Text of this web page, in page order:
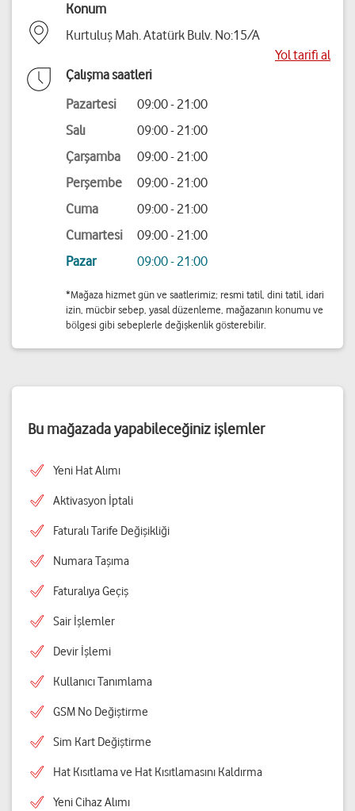
Konum
Kurtuluş Mah. Atatürk Bulv. No:15/A
Yol tarifi al
Çalışma saatleri
Pazartesi
09:00 - 21:00
Salı
09:00 - 21:00
Çarşamba
09:00 - 21:00
Perşembe
09:00 - 21:00
Cuma
09:00 - 21:00
Cumartesi
09:00 - 21:00
Pazar
09:00 - 21:00
*Mağaza hizmet gün ve saatlerimiz; resmi tatil, dini tatil, idari
izin, mücbir sebep, yasal düzenleme, mağazanın konumu ve
bölgesi gibi sebeplerle değişkenlik gösterebilir.
Bu mağazada yapabileceğiniz işlemler
Yeni Hat Alımı
Aktivasyon İptali
Faturalı Tarife Değişikliği
Numara Taşıma
Faturalıya Geçiş
Sair İşlemler
Devir İşlemi
Kullanıcı Tanımlama
GSM No Değiştirme
Sim Kart Değiştirme
Hat Kısıtlama ve Hat Kısıtlamasını Kaldırma
Yeni Cihaz Alımı